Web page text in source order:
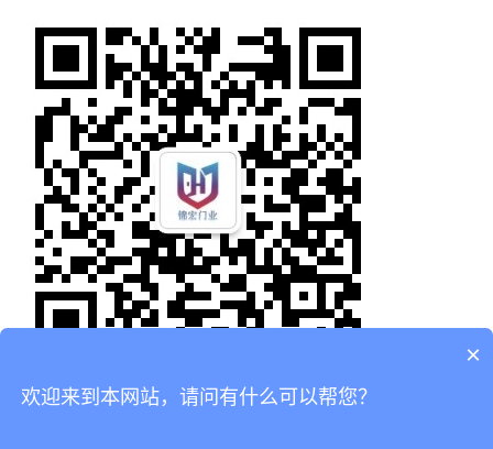
×
欢迎来到本网站，请问有什么可以帮您？